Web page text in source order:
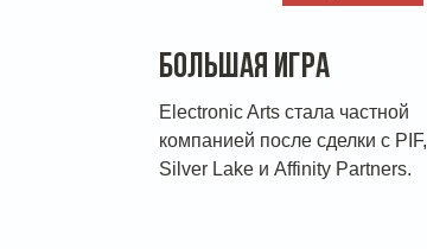
БОЛЬШАЯ ИГРА
Electronic Arts стала частной
компанией после сделки с PIF,
Silver Lake и Affinity Partners.